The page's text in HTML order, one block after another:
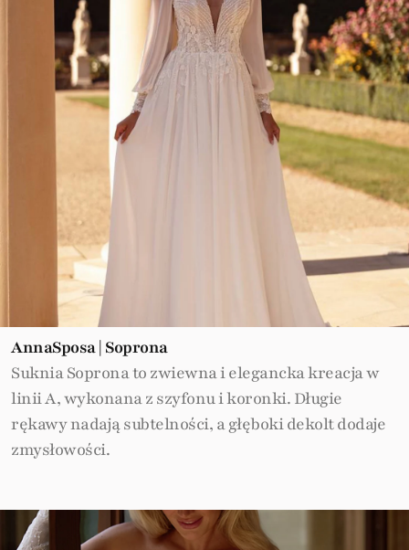
AnnaSposa | Soprona
Suknia Soprona to zwiewna i elegancka kreacja w
linii A, wykonana z szyfonu i koronki. Długie
rękawy nadają subtelności, a głęboki dekolt dodaje
zmysłowości.